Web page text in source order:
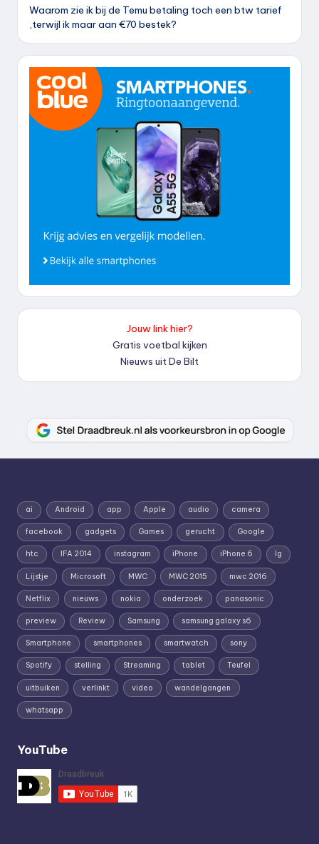
Waarom zie ik bij de Temu betaling toch een btw tarief
,terwijl ik maar aan €70 bestek?
Jouw link hier?
Gratis voetbal kijken
Nieuws uit De Bilt
ai Android app Apple audio camera
facebook gadgets Games gerucht Google
htc IFA 2014 instagram iPhone iPhone 6 lg
Lijstje Microsoft MWC MWC 2015 mwc 2016
Netflix nieuws nokia onderzoek panasonic
preview Review Samsung samsung galaxy s6
Smartphone smartphones smartwatch sony
Spotify stelling Streaming tablet Teufel
uitbuiken verlinkt video wandelgangen
whatsapp
YouTube